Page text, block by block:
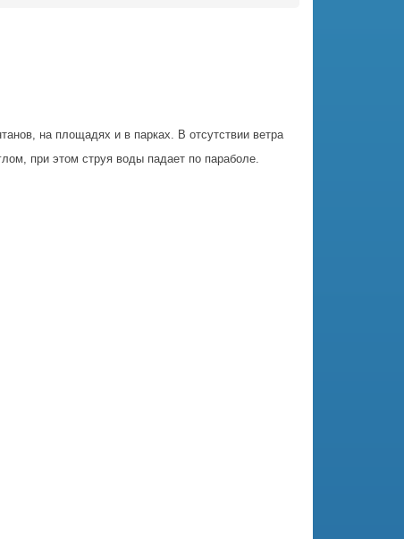
на площадях и в парках. В отсутствии ветра
при этом струя воды падает по параболе.